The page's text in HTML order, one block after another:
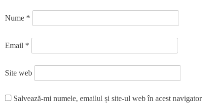
Nume *
Email *
Site web
Salvează-mi numele, emailul și site-ul web în acest navigator